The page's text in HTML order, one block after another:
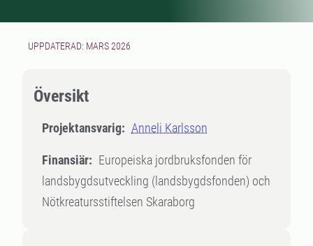
UPPDATERAD: MARS 2026
Översikt
Projektansvarig: Anneli Karlsson
Finansiär: Europeiska jordbruksfonden för
landsbygdsutveckling (landsbygdsfonden) och
Nötkreatursstiftelsen Skaraborg